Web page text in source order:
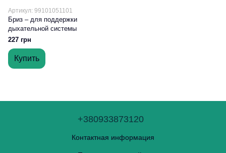
Артикул: 99101051101
Бриз – для поддержки
дыхательной системы
227 грн
Купить
+380933873120
Контактная информация